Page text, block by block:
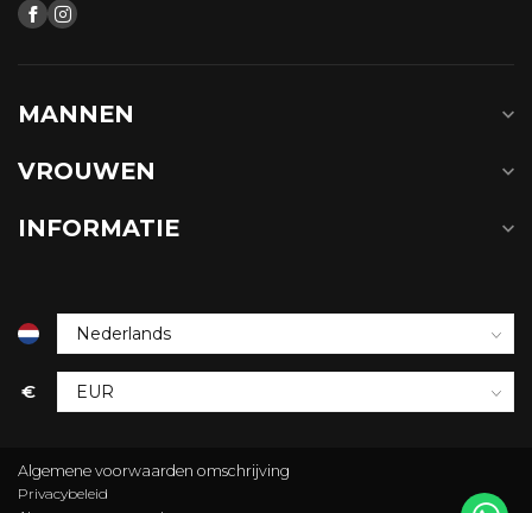
MANNEN
VROUWEN
INFORMATIE
€
Algemene voorwaarden omschrijving
Privacybeleid